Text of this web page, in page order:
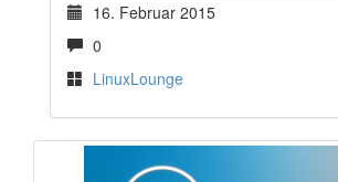
16. Februar 2015
0
LinuxLounge